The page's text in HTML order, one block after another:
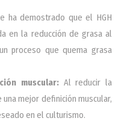
ha demostrado que el HGH
en la reducción de grasa al
proceso que quema grasa
muscular:Al reducir la
mejor definición muscular,
en el culturismo.